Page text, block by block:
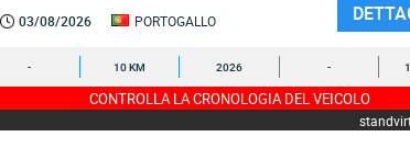
03/08/2026 PORTOGALLO
- 10 KM 2026 -
CONTROLLA LA CRONOLOGIA DEL VEICOLO